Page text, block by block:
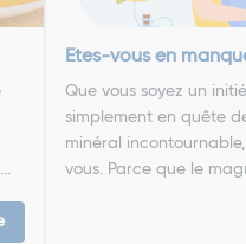
Etes-vous en
Que vous soyez un
simplement en quête
minéral
vous. Parce que le